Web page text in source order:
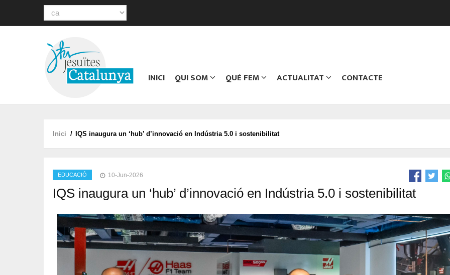
Select
INICI QUI SOM QUÈ FEM ACTUALITAT CONTACTE
Fil
Inici / IQS inaugura un ‘hub’ d’innovació en Indústria 5.0 i sostenibilitat
EDUCACIÓ 10-Jun-2026
IQS inaugura un ‘hub’ d’innovació en Indústria 5.0 i sostenibilitat